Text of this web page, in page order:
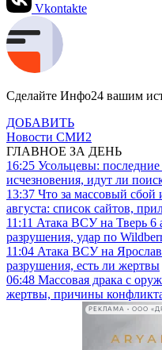
Vkontakte
Сделайте Инфо24 вашим
ДОБАВИТЬ
Новости СМИ2
ГЛАВНОЕ ЗА ДЕНЬ
16:25 Усольцевы: последние
исчезновения, идут ли
13:37 Что за массовый сбой
августа: список сайтов,
11:11 Атака ВСУ на Тверь 6
разрушения, удар по
11:04 Атака ВСУ на
разрушения, есть ли жертвы
06:48 Массовая драка с
жертвы, причины